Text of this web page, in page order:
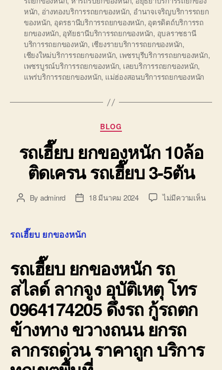
หนัก, อ่างทองบริการรถยกของหนัก, อำนาจเจริญบริการรถยก
ของหนัก, อุดรธานีบริการรถยกของหนัก, อุตรดิตถ์บริการรถ
ยกของหนัก, อุทัยธานีบริการรถยกของหนัก, อุบลราชธานี
บริการรถยกของหนัก, เชียงรายบริการรถยกของหนัก,
เชียงใหม่บริการรถยกของหนัก, เพชรบุรีบริการรถยกของหนัก,
เพชรบูรณ์บริการรถยกของหนัก, เลยบริการรถยกของหนัก,
แพร่บริการรถยกของหนัก, แม่ฮ่องสอนบริการรถยกของหนัก
Categories
BLOG
รถเฮี๊ยบ ยกของหนัก 10ล้อ
ติดเครน รถเฮี๊ยบ 3-5ตัน
PostBy adminrd
Post18 มีนาคม 2024 ไม่มีความเห็นบน
รถเฮี๊ยบ ยกของหนัก
รถเฮี๊ยบ ยกของหนักรถ
สไลด์ ลากจูง อุบัติเหตุ โทร
0964174205 ดึงรถ กู้รถตก
ข้างทาง ขวางถนน ยกรถ
ลากรถด่วน ราคาถูก บริการ